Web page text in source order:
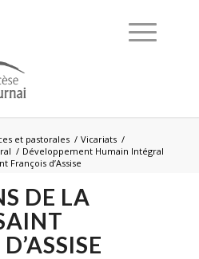
et pastorales / Vicariats /
/ Développement Humain Intégral
François d’Assise
DE LA